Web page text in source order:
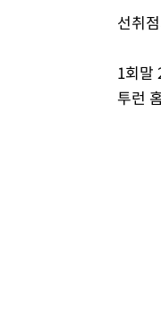
선취
1회말
투런